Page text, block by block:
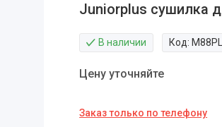
Juniorplus сушилка
В наличии Код:
Цену уточняйте
Заказ только по телефону